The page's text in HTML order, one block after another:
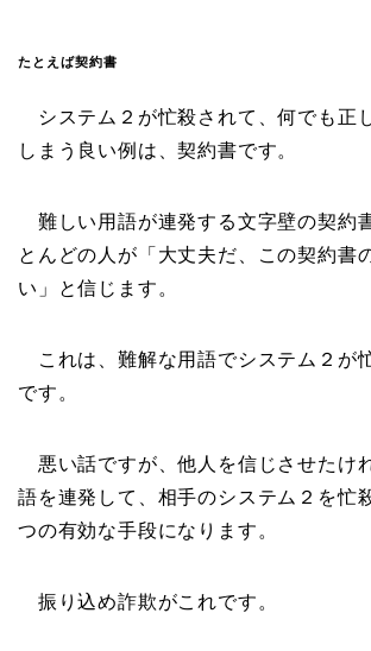
たとえば契約書
システム２が忙殺されて、何でも正
しまう良い例は、契約書です。
難しい用語が連発する文字壁の契約
とんどの人が「大丈夫だ、この契約書
い」と信じます。
これは、難解な用語でシステム２が
です。
悪い話ですが、他人を信じさせたけ
語を連発して、相手のシステム２を忙
つの有効な手段になります。
振り込め詐欺がこれです。